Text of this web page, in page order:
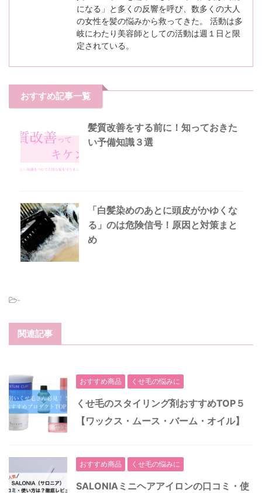
になる」と多くの反響を呼び、数多くの大人
の女性を髪の悩みから救ってきた。 活動は多
岐にわたり美容師としての活動は週１日と限
定されている。
おすすめ記事一覧
髪質改善をする前に！知っておきた
い予備知識３選
「白髪染めのあとに頭皮がかゆくな
る」のは危険信号！原因と対策まと
め
-
関連記事
おすすめ商品 くせ毛の悩みに
くせ毛のスタイリング剤おすすめTOP５
【ワックス・ムース・バーム・オイル】
おすすめ商品 くせ毛の悩みに
SALONIAミニヘアアイロンの口コミ・使